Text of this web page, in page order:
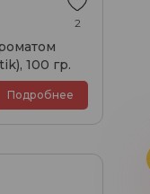
2
100 гр.
Подробнее